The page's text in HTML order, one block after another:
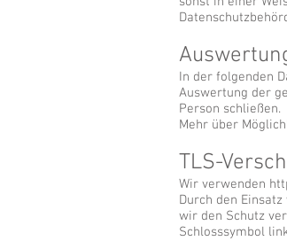
In der folgenden
Auswertung der
Person schließen.
Mehr über
TLS-
Wir verwenden
Durch den
wir den Schutz
Schlosssymbol